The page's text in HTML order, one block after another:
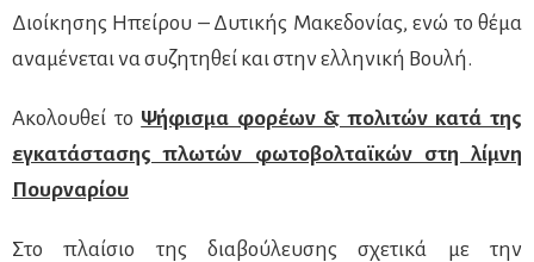
Διοίκησης Ηπείρου – Δυτικής Μακεδονίας, ενώ το θέμα
αναμένεται να συζητηθεί και στην ελληνική Βουλή.
Ακολουθεί το Ψήφισμα φορέων & πολιτών κατά της
εγκατάστασης πλωτών φωτοβολταϊκών στη λίμνη
Πουρναρίου
Στο πλαίσιο της διαβούλευσης σχετικά με την